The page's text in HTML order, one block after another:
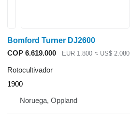
Bomford Turner DJ2600
COP 6.619.000
EUR 1.800 ≈ US$ 2.080
Rotocultivador
1900
Noruega, Oppland